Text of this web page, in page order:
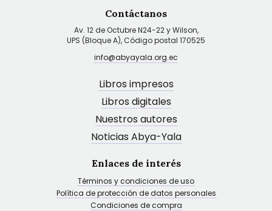
Contáctanos
Av. 12 de Octubre N24-22 y Wilson,
UPS (Bloque A), Código postal 170525
info@abyayala.org.ec
Libros impresos
Libros digitales
Nuestros autores
Noticias Abya-Yala
Enlaces de interés
Términos y condiciones de uso
Política de protección de datos personales
Condiciones de compra